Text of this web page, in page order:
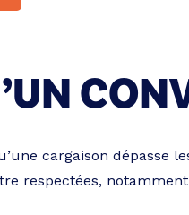
cargaison dépasse
respectées,